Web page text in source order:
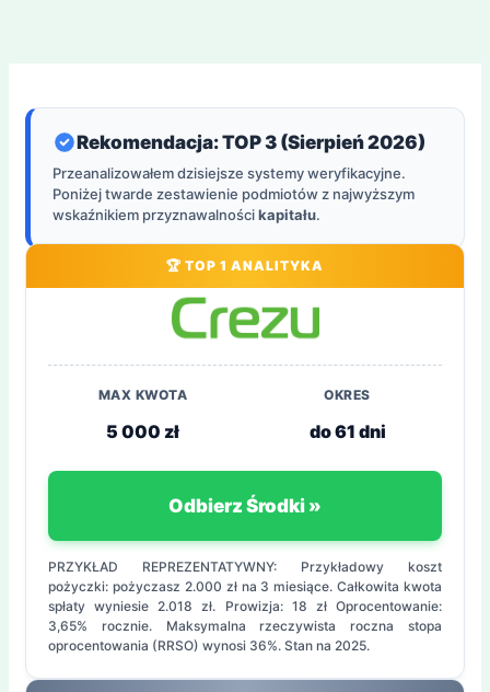
Rekomendacja: TOP 3 (Sierpień 2026)
Przeanalizowałem dzisiejsze systemy weryfikacyjne.
Poniżej twarde zestawienie podmiotów z najwyższym
wskaźnikiem przyznawalnościkapitału.
🏆 TOP 1 ANALITYKA
MAX KWOTA
5 000 zł
OKRES
do 61 dni
Odbierz Środki »
PRZYKŁAD REPREZENTATYWNY: Przykładowy koszt
pożyczki: pożyczasz 2.000 zł na 3 miesiące. Całkowita kwota
spłaty wyniesie 2.018 zł. Prowizja: 18 zł Oprocentowanie:
3,65% rocznie. Maksymalna rzeczywista roczna stopa
oprocentowania (RRSO) wynosi 36%. Stan na 2025.